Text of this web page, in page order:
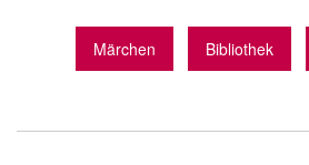
Märchen Bibliothek